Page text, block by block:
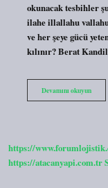
okunacak tesbihler
ilahe illallahu
ve her şeye gücü
kılınır? Berat
Devamını okuyunBerat
https://
https://atacanyapi.com.tr